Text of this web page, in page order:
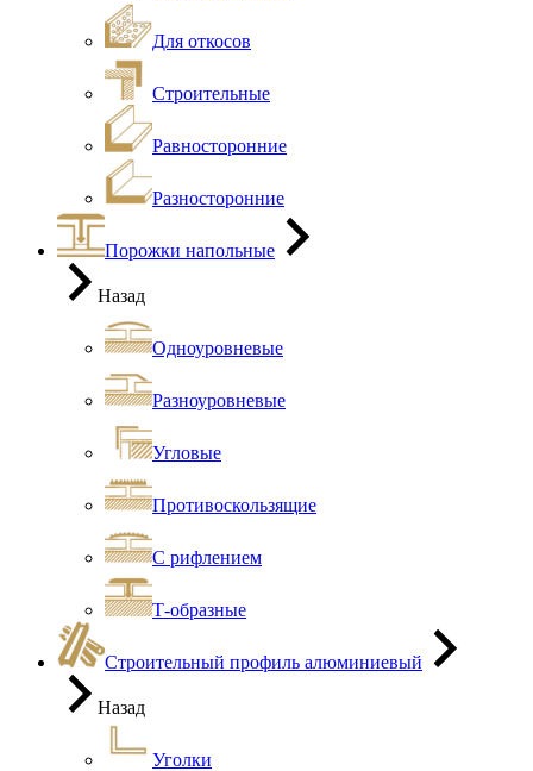
Для откосов
Строительные
Равносторонние
Разносторонние
Порожки напольные
Назад
Одноуровневые
Разноуровневые
Угловые
Противоскользящие
С рифлением
Т-образные
Строительный профиль алюминиевый
Назад
Уголки